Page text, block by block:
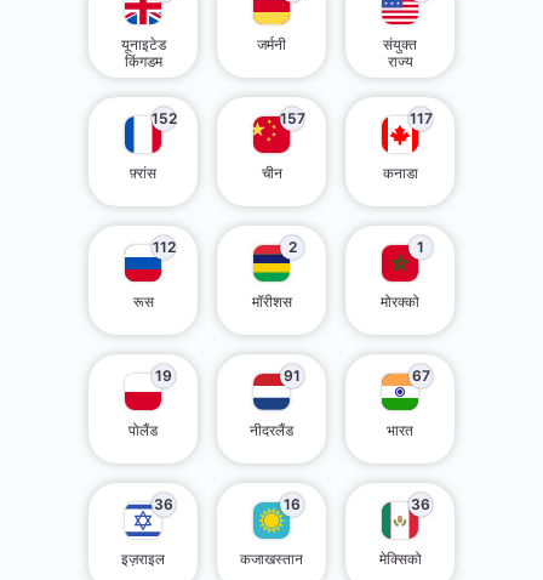
यूनाइटेड
किंगडम
जर्मनी
संयुक्त
राज्य
152
फ़्रांस
157
चीन
117
कनाडा
112
रूस
2
मॉरीशस
1
मोरक्को
19
पोलैंड
91
नीदरलैंड
67
भारत
36
इज़राइल
16
कजाखस्तान
36
मेक्सिको